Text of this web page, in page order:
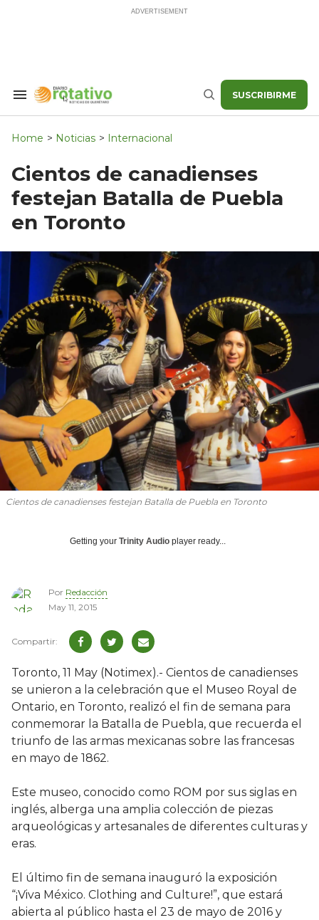
Search
Navigation
Buscar SUSCRIBIRME
Home > Noticias > Internacional
Cientos de canadienses
festejan Batalla de Puebla
en Toronto
Cientos de canadienses festejan Batalla de Puebla en Toronto
Getting your Trinity Audio player ready...
Por Redacción
May 11, 2015
Toronto, 11 May (Notimex).- Cientos de canadienses
se unieron a la celebración que el Museo Royal de
Ontario, en Toronto, realizó el fin de semana para
conmemorar la Batalla de Puebla, que recuerda el
triunfo de las armas mexicanas sobre las francesas
en mayo de 1862.
Este museo, conocido como ROM por sus siglas en
inglés, alberga una amplia colección de piezas
arqueológicas y artesanales de diferentes culturas y
eras.
El último fin de semana inauguró la exposición
“¡Viva México. Clothing and Culture!”, que estará
abierta al público hasta el 23 de mayo de 2016 y